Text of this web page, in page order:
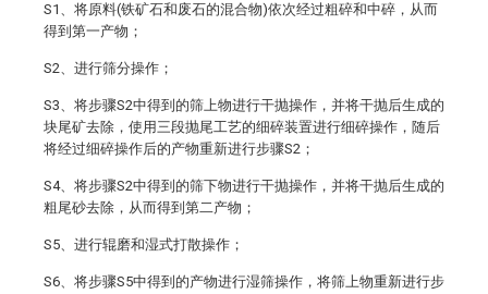
S1、将原料(铁矿石和废石的混合物)依次经过粗碎和中碎，从而
得到第一产物；
S2、进行筛分操作；
S3、将步骤S2中得到的筛上物进行干抛操作，并将干抛后生成的
块尾矿去除，使用三段抛尾工艺的细碎装置进行细碎操作，随后
将经过细碎操作后的产物重新进行步骤S2；
S4、将步骤S2中得到的筛下物进行干抛操作，并将干抛后生成的
粗尾砂去除，从而得到第二产物；
S5、进行辊磨和湿式打散操作；
S6、将步骤S5中得到的产物进行湿筛操作，将筛上物重新进行步